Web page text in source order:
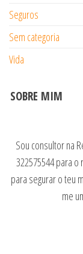
Seguros
Sem categoria
Vida
SOBRE MIM
Sou consultor na
322575544 para
para segurar o teu
me